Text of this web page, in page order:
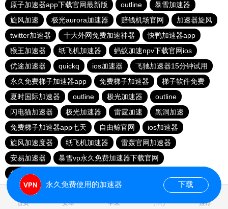
原子加速器app下载官网最新版
outline
暴雪加速器
旋风加速
极光aurora加速器 赔钱机场官网
加速器旋风
twitter加速器
十大外网免费加速神器
快鸭加速器app
猴王加速器
纸飞机加速器
蚂蚁加速npv下载官网ios
优途加速器
quickq ios加速器
飞驰加速器15分钟试用
永久免费梯子加速器app
免费梯子加速器
梯子软件免费
夏时国际加速器
outline 极光加速器
outline
闪电猫加速器
极光加速器 雷霆加速
黑洞加速
免费梯子加速器app七天
自由鲸官网
ios加速器
旋风加速度器
纸飞机加速器
雷轰官网加速器
安易加速器
暴雪vp永久免费加速器下载官网
免费vqn加速试用
首页 安卓 苹果 排行 推荐
永久免费使用的加速器 下载
0.104881s